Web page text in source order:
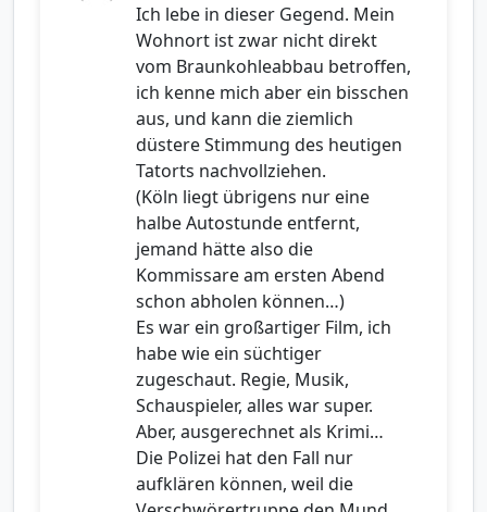
Ich lebe in dieser Gegend. Mein
Wohnort ist zwar nicht direkt
vom Braunkohleabbau betroffen,
ich kenne mich aber ein bisschen
aus, und kann die ziemlich
düstere Stimmung des heutigen
Tatorts nachvollziehen.
(Köln liegt übrigens nur eine
halbe Autostunde entfernt,
jemand hätte also die
Kommissare am ersten Abend
schon abholen können…)
Es war ein großartiger Film, ich
habe wie ein süchtiger
zugeschaut. Regie, Musik,
Schauspieler, alles war super.
Aber, ausgerechnet als Krimi…
Die Polizei hat den Fall nur
aufklären können, weil die